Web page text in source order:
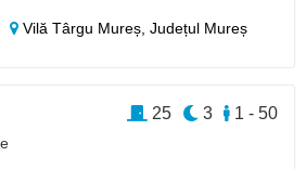
Vilă Târgu Mureș,Județul Mureș
1 - 50
3
25